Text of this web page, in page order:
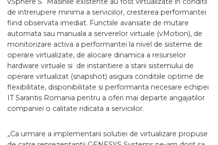
de intrerupere minima a serviciilor, cresterea performantei
fiind observata imediat. Functiile avansate de mutare
automata sau manuala a serverelor virtuale (vMotion), de
monitorizare activa a performantei la nivel de sisteme de
operare virtualizate, de alocare dinamica a resurselor
hardware virtuale si de instantiere a starii sistemului de
operare virtualizat (snapshot) asigura conditiile optime de
flexibilitate, disponibilitate si performanta necesare echipei
IT Sarantis Romania pentru a oferi mai departe angajatilor
companiei o calitate ridicata a serviciilor.
„Ca urmare a implementarii solutiei de virtualizare propuse